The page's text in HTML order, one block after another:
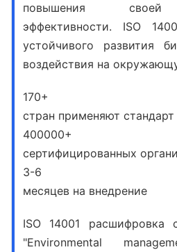
повышения своей
эффективности. ISO
устойчивого развития
воздействия на
170+
стран применяют стандарт
400000+
сертифицированных
3-6
месяцев на внедрение
ISO 14001 расшифровка
"Environmental